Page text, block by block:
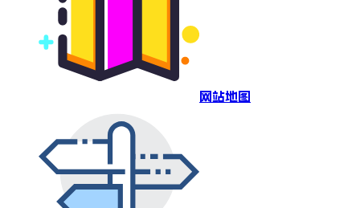
网站地图